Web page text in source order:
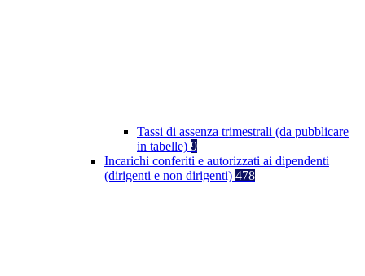
Tassi di assenza trimestrali (da pubblicare
in tabelle) 9
Incarichi conferiti e autorizzati ai dipendenti
(dirigenti e non dirigenti) 478